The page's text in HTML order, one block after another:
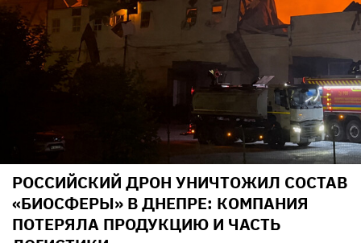
РОССИЙСКИЙ ДРОН УНИЧТОЖИЛ СОСТАВ
«БИОСФЕРЫ» В ДНЕПРЕ: КОМПАНИЯ
ПОТЕРЯЛА ПРОДУКЦИЮ И ЧАСТЬ